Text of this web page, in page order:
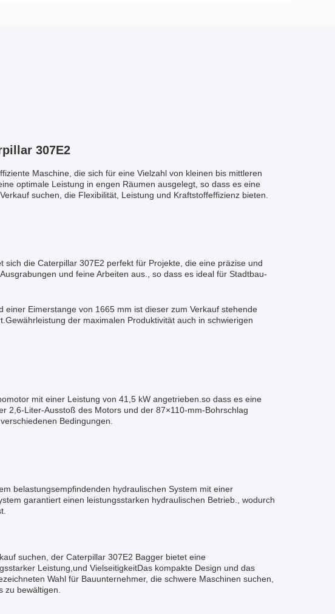
307E2
Maschine, die sich für eine Vielzahl von kleinen bis mittleren
optimale Leistung in engen Räumen ausgelegt, so dass es eine
suchen, die Flexibilität, Leistung und Kraftstoffeffizienz bieten.
die Caterpillar 307E2 perfekt für Projekte, die eine präzise und
und feine Arbeiten aus., so dass es ideal für Stadtbau-
Eimerstange von 1665 mm ist dieser zum Verkauf stehende
der maximalen Produktivität auch in schwierigen
mit einer Leistung von 41,5 kW angetrieben.so dass es eine
2,6-Liter-Ausstoß des Motors und der 87×110-mm-Bohrschlag
Bedingungen.
belastungsempfindenden hydraulischen System mit einer
garantiert einen leistungsstarken hydraulischen Betrieb., wodurch
suchen, der Caterpillar 307E2 Bagger bietet eine
Leistung,und VielseitigkeitDas kompakte Design und das
Wahl für Bauunternehmer, die schwere Maschinen suchen,
zu bewältigen.